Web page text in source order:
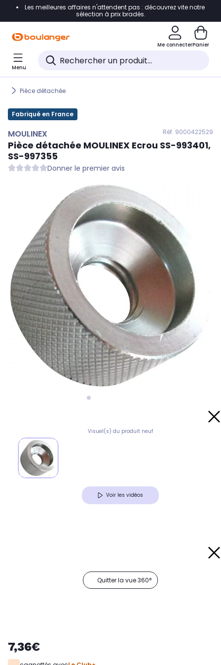
Accéder directement à la navigation
Accéder directement au pied de page
Accéder directement au chatbot
Les meilleures affaires n'attendent pas : découvrez vite notre
sélection à prix bradés.
Me connecterPanier
Menu
Pièce détachée
Fabriqué en France
MOULINEX Réf. 9000422529
Pièce détachée MOULINEX Ecrou SS-993401,
SS-997355
Donner le premier avis
Visuel(s) du produit neuf
Voir les vidéos
Quitter la vue 360°
7,36€